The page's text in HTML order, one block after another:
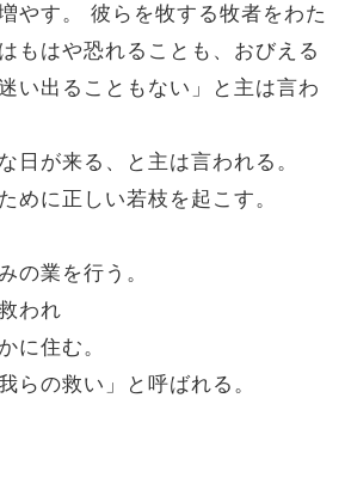
やす。 彼らを牧する牧者をわた
もはや恐れることも、おびえる
い出ることもない」と主は言わ
日が来る、と主は言われる。
めに正しい若枝を起こす。
の業を行う。
われ
に住む。
らの救い」と呼ばれる。